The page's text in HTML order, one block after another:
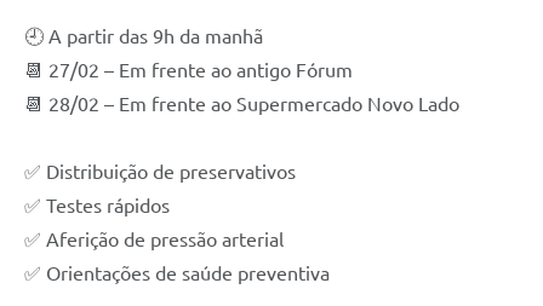
🕘 A partir das 9h da manhã
📆 27/02 – Em frente ao antigo Fórum
📆 28/02 – Em frente ao Supermercado Novo Lado
✅ Distribuição de preservativos
✅ Testes rápidos
✅ Aferição de pressão arterial
✅ Orientações de saúde preventiva